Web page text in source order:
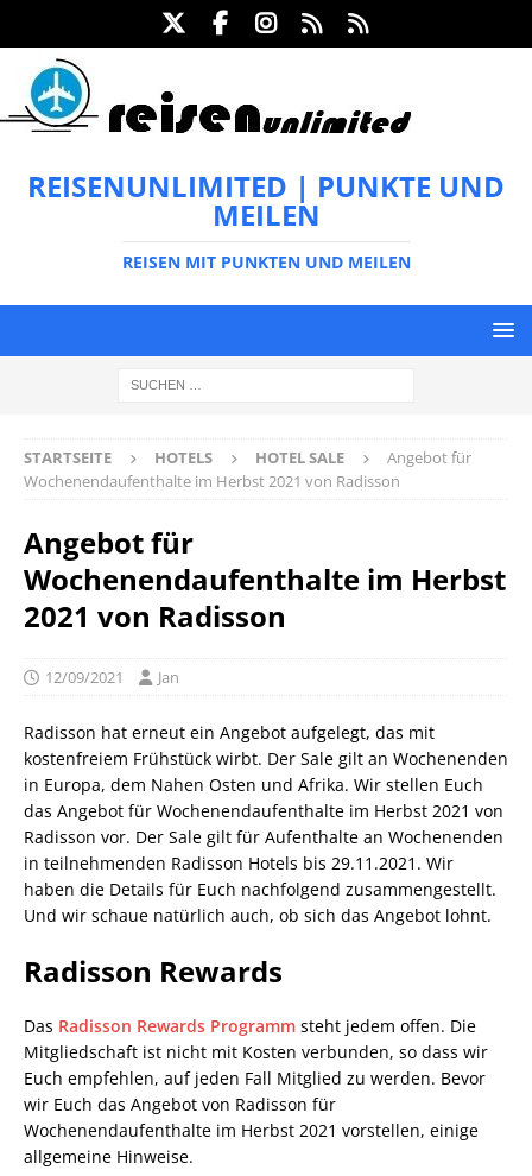
REISENUNLIMITED | PUNKTE UND
MEILEN
REISEN MIT PUNKTEN UND MEILEN
STARTSEITE HOTELS HOTEL SALE
Angebot für
Wochenendaufenthalte im Herbst 2021 von Radisson
Angebot für
Wochenendaufenthalte im Herbst
2021 von Radisson
12/09/2021 Jan
Radisson hat erneut ein Angebot aufgelegt, das mit
kostenfreiem Frühstück wirbt. Der Sale gilt an Wochenenden
in Europa, dem Nahen Osten und Afrika. Wir stellen Euch
das Angebot für Wochenendaufenthalte im Herbst 2021 von
Radisson vor. Der Sale gilt für Aufenthalte an Wochenenden
in teilnehmenden Radisson Hotels bis 29.11.2021. Wir
haben die Details für Euch nachfolgend zusammengestellt.
Und wir schaue natürlich auch, ob sich das Angebot lohnt.
Radisson Rewards
Das Radisson Rewards Programm steht jedem offen. Die
Mitgliedschaft ist nicht mit Kosten verbunden, so dass wir
Euch empfehlen, auf jeden Fall Mitglied zu werden. Bevor
wir Euch das Angebot von Radisson für
Wochenendaufenthalte im Herbst 2021 vorstellen, einige
allgemeine Hinweise.